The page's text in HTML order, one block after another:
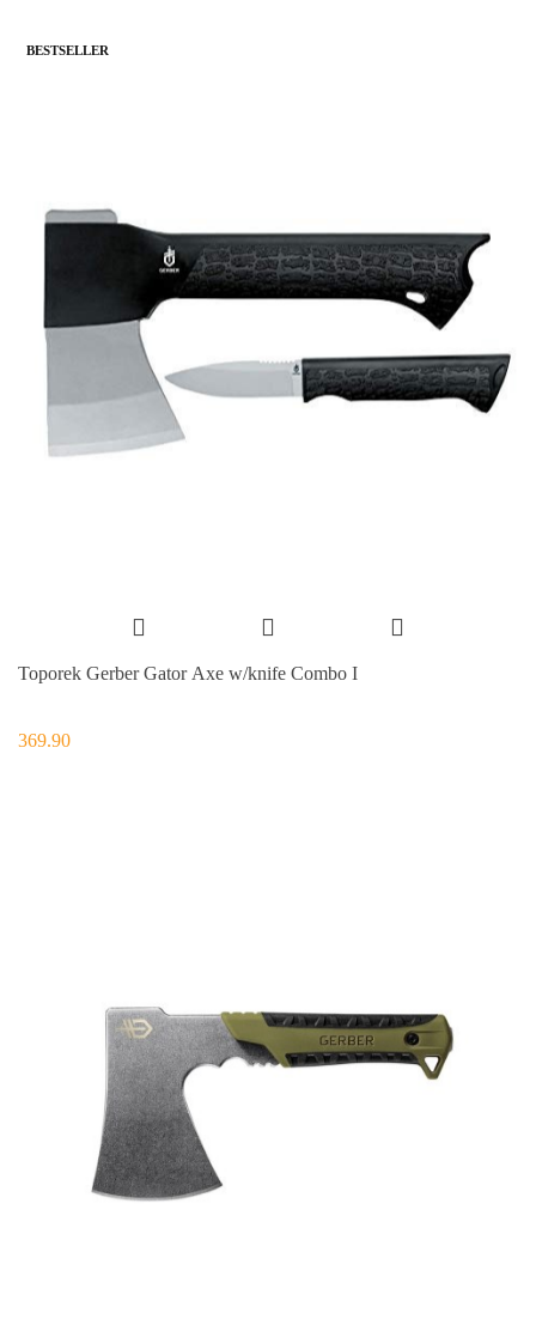
BESTSELLER
Toporek Gerber Gator Axe w/knife Combo I
369.90